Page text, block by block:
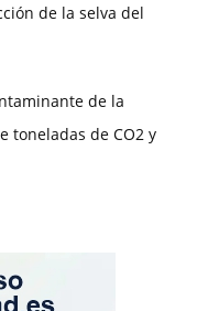
de la selva del
de la
toneladas de CO2 y